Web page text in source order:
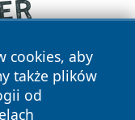
cookies, aby
także plików
od